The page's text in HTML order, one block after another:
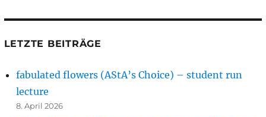
LETZTE BEITRÄGE
fabulated flowers (AStA’s Choice) – student run
lecture
8. April 2026